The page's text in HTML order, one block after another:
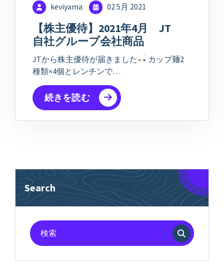
keviyama 02 5月 2021
【株主優待】2021年4月 JT
自社グループ会社商品
JTから株主優待が届きました
カップ麺2
種類×4個とレンチンで…
続きを読む
Search
検
索
象: